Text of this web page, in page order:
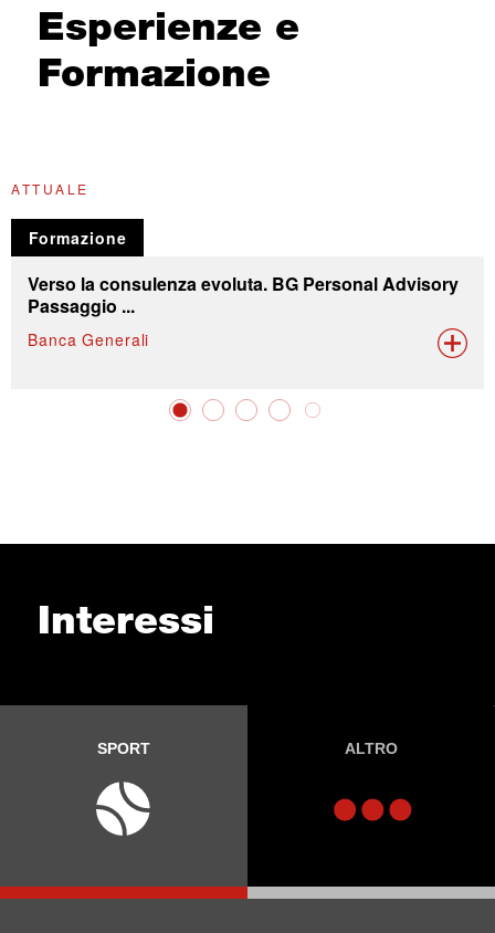
Esperienze e
Formazione
ATTUALE
Formazione
Verso la consulenza evoluta. BG Personal Advisory
Passaggio ...
Banca Generali
Interessi
SPORT ALTRO